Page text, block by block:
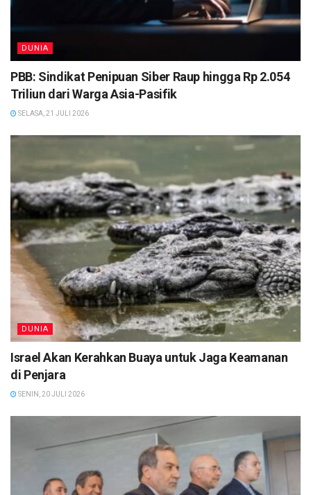
DUNIA
PBB: Sindikat Penipuan Siber Raup hingga Rp 2.054
Triliun dari Warga Asia-Pasifik
SELASA, 21 JULI 2026
DUNIA
Israel Akan Kerahkan Buaya untuk Jaga Keamanan
di Penjara
SENIN, 20 JULI 2026